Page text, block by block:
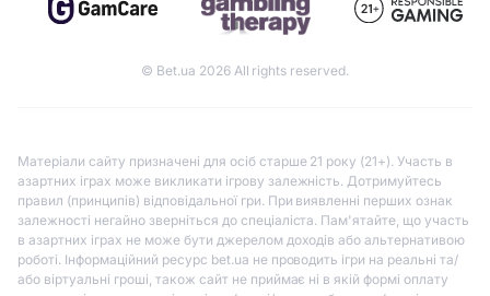
© Bet.ua 2026 All rights reserved.
Матеріали сайту призначені для осіб старше 21 року (21+). Участь в
азартних іграх може викликати ігрову залежність. Дотримуйтесь
правил (принципів) відповідальної гри. При виявленні перших ознак
залежності негайно зверніться до спеціаліста. Пам'ятайте, що участь
в азартних іграх не може бути джерелом доходів або альтернативою
роботі. Інформаційний ресурс bet.ua не проводить ігри на реальні та/
або віртуальні гроші, також сайт не приймає ні в якій формі оплату